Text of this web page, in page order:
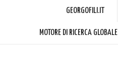
GEORGOFILI.IT
MOTORE DI RICERCA GLOBALE